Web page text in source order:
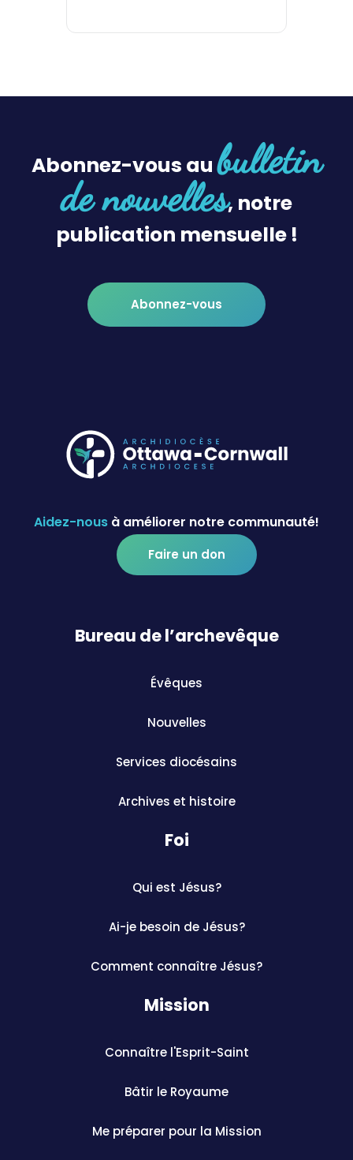
Abonnez-vous aubulletin
de nouvelles, notre
publication mensuelle !
Abonnez-vous
Aidez-nous à améliorer notre communauté!
Faire un don
Bureau de l’archevêque
Évêques
Nouvelles
Services diocésains
Archives et histoire
Foi
Qui est Jésus?
Ai-je besoin de Jésus?
Comment connaître Jésus?
Mission
Connaître l'Esprit-Saint
Bâtir le Royaume
Me préparer pour la Mission